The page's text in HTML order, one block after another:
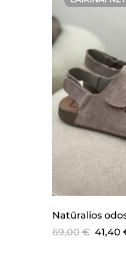
Natūralios
69,00€ 41,40